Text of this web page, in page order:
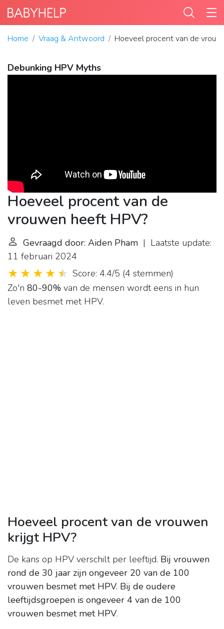
Home Vraag & Antwoord Hoeveel procent van de
Debunking HPV Myths
Hoeveel procent van de
vrouwen heeft HPV?
Gevraagd door: Aiden Pham | Laatste update:
11 februari 2024
Score: 4.4/5 (4 stemmen)
Zo'n 80-90% van de mensen wordt eens in hun
leven besmet met HPV.
Hoeveel procent van de vrouwen
krijgt HPV?
De kans op HPV verschilt per leeftijd. Bij vrouwen
rond de 30 jaar zijn ongeveer 20 van de 100
vrouwen besmet met HPV. Bij de oudere
leeftijdsgroepen is ongeveer 4 van de 100
vrouwen besmet met HPV.